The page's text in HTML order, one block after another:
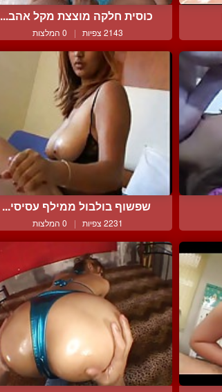
כוסית חלקה מוצצת מקל אהב...
2143 צפיות | 0 המלצות
שפשוף בולבול ממילף עסיסי...
2231 צפיות | 0 המלצות